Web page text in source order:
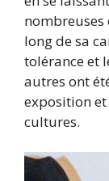
nombreuses
long de sa
tolérance et
autres ont
exposition
cultures.